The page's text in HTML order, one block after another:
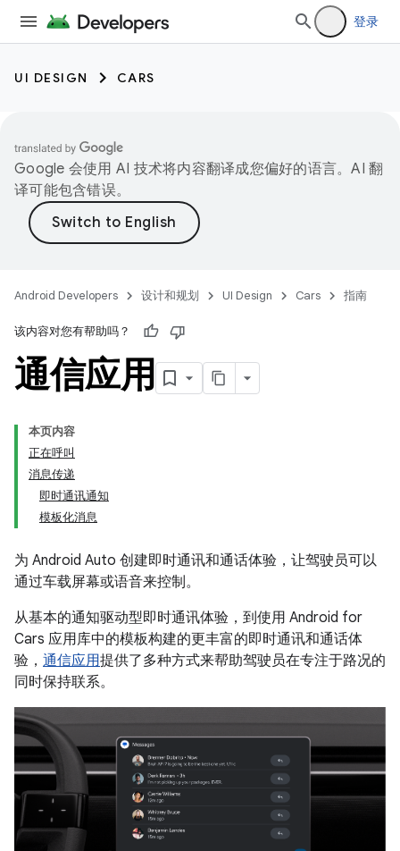
登录
UI DESIGN CARS
Google 会使用 AI 技术将内容翻译成您偏好的语言。AI 翻
译可能包含错误。
Android Developers 设计和规划 UI Design Cars 指南
该内容对您有帮助吗？
通信应用
本页内容
正在呼叫
消息传递
即时通讯通知
模板化消息
为 Android Auto 创建即时通讯和通话体验，让驾驶员可以
通过车载屏幕或语音来控制。
从基本的通知驱动型即时通讯体验，到使用 Android for
Cars 应用库中的模板构建的更丰富的即时通讯和通话体
验， 通信应用提供了多种方式来帮助驾驶员在专注于路况的
同时保持联系。